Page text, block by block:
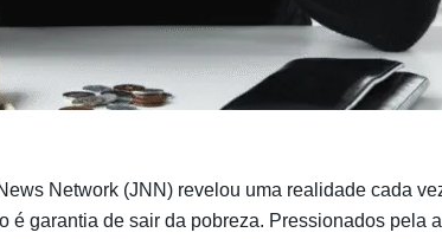
Network (JNN) revelou uma realidade cada
é garantia de sair da pobreza. Pressionados pela